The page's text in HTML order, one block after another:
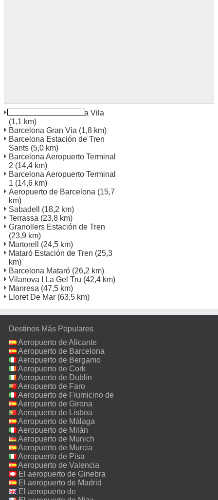
Barcelona Centre de la Vila
(1,1 km)
Barcelona Gran Via (1,8 km)
Barcelona Estación de Tren
Sants (5,0 km)
Barcelona Aeropuerto Terminal
2 (14,4 km)
Barcelona Aeropuerto Terminal
1 (14,6 km)
Aeropuerto de Barcelona (15,7
km)
Sabadell
(18,2 km)
Terrassa (23,8 km)
Granollers Estación de Tren
(23,9 km)
Martorell
(24,5 km)
Mataró Estación de Tren (25,3
km)
Barcelona Mataró (26,2 km)
Vilanova I La Gel Tru (42,4 km)
Manresa (47,5 km)
Lloret De Mar (63,5 km)
Destinos Más Populares
Aeropuerto de Alicante
Aeropuerto de Barcelona
Aeropuerto de Bergamo
Aeropuerto de Cork
Aeropuerto de Dublín
Aeropuerto de Faro
Aeropuerto de Fiumicino de
Roma
Aeropuerto de Girona
Aeropuerto de Lisboa
Aeropuerto de Málaga
Aeropuerto de Milán
Malpensa
Aeropuerto de Munich
Aeropuerto de Murcia
Aeropuerto de Pisa
Aeropuerto de Valencia
El aeropuerto de Ginebra
El aeropuerto de Madrid
El aeropuerto de